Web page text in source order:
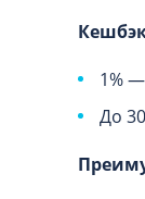
1%
До